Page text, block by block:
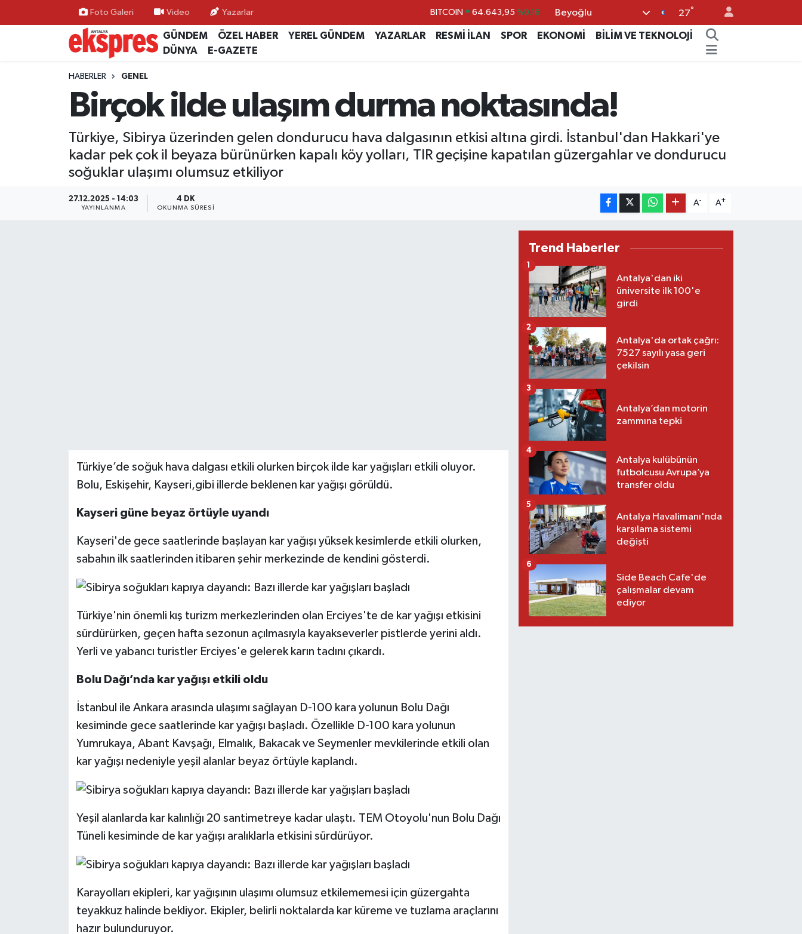
Foto Galeri Video Yazarlar DOLAR 47,6704 %0
EURO 55,0406 %-0.08
BİST100 13.799 %70
64.643,95 %0.16
Beyoğlu 27°
GÜNDEM ÖZEL HABER YEREL GÜNDEM YAZARLAR RESMİ İLAN SPOR EKONOMİ
BİLİM VE TEKNOLOJİ
DÜNYA
E-GAZETE
HABERLER GENEL
Birçok ilde ulaşım durma noktasında!
Türkiye, Sibirya üzerinden gelen dondurucu hava dalgasının etkisi altına girdi. İstanbul'dan Hakkari'ye
kadar pek çok il beyaza bürünürken kapalı köy yolları, TIR geçişine kapatılan güzergahlar ve dondurucu
soğuklar ulaşımı olumsuz etkiliyor
27.12.2025 - 14:03
YAYINLANMA
4 DK
OKUNMA SÜRESI
A- A+
Türkiye’de soğuk hava dalgası etkili olurken birçok ilde kar yağışları etkili oluyor.
Bolu, Eskişehir, Kayseri,gibi illerde beklenen kar yağışı görüldü.
Kayseri güne beyaz örtüyle uyandı
Kayseri'de gece saatlerinde başlayan kar yağışı yüksek kesimlerde etkili olurken,
sabahın ilk saatlerinden itibaren şehir merkezinde de kendini gösterdi.
Türkiye'nin önemli kış turizm merkezlerinden olan Erciyes'te de kar yağışı etkisini
sürdürürken, geçen hafta sezonun açılmasıyla kayakseverler pistlerde yerini aldı.
Yerli ve yabancı turistler Erciyes'e gelerek karın tadını çıkardı.
Bolu Dağı’nda kar yağışı etkili oldu
İstanbul ile Ankara arasında ulaşımı sağlayan D-100 kara yolunun Bolu Dağı
kesiminde gece saatlerinde kar yağışı başladı. Özellikle D-100 kara yolunun
Yumrukaya, Abant Kavşağı, Elmalık, Bakacak ve Seymenler mevkilerinde etkili olan
kar yağışı nedeniyle yeşil alanlar beyaz örtüyle kaplandı.
Yeşil alanlarda kar kalınlığı 20 santimetreye kadar ulaştı. TEM Otoyolu'nun Bolu Dağı
Tüneli kesiminde de kar yağışı aralıklarla etkisini sürdürüyor.
Karayolları ekipleri, kar yağışının ulaşımı olumsuz etkilememesi için güzergahta
teyakkuz halinde bekliyor. Ekipler, belirli noktalarda kar küreme ve tuzlama araçlarını
hazır bulunduruyor.
Trend Haberler
Antalya'dan iki
üniversite ilk 100'e
girdi
1
Antalya'da ortak çağrı:
7527 sayılı yasa geri
çekilsin
2
Antalya’dan motorin
zammına tepki
3
Antalya kulübünün
futbolcusu Avrupa’ya
transfer oldu
4
Antalya Havalimanı'nda
karşılama sistemi
değişti
5
Side Beach Cafe'de
çalışmalar devam
ediyor
6
ÖZEL HABER
GÜNDEM
YEREL GÜNDEM
EKONOMİ
KÜLTÜR - SANAT
RESMİ İLAN
Nöbetçi Eczaneler
Hava Durumu
Trafik Durumu
Süper Lig Puan Durumu ve Fikstür
Tüm Manşetler
Son Dakika Haberleri